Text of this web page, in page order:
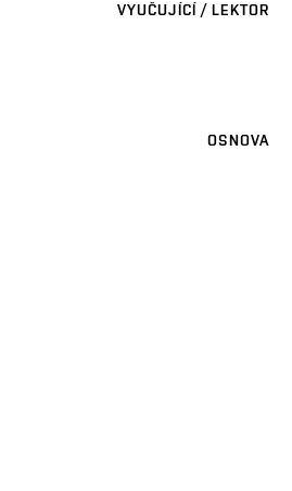
VYUČUJÍCÍ / LEKTOR
OSNOVA